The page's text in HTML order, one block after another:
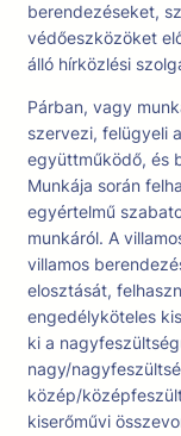
berendezéseket,
védőeszközöket
álló hírközlési
Párban, vagy
szervezi, felügyeli
együttműködő, és
Munkája során
egyértelmű
munkáról. A
villamos
elosztását,
engedélyköteles
ki a
nagy/
közép/
kiserőművi